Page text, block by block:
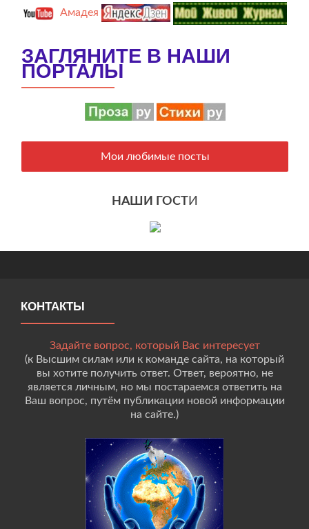
Амадея
ЗАГЛЯНИТЕ В НАШИ
ПОРТАЛЫ
Мои любимые посты
НАШИ ГОСТИ
КОНТАКТЫ
Задайте вопрос, который Вас интересует
(к Высшим силам или к команде сайта, на который
вы хотите получить ответ. Ответ, вероятно, не
является личным, но мы постараемся ответить на
Ваш вопрос, путём публикации новой информации
на сайте.)